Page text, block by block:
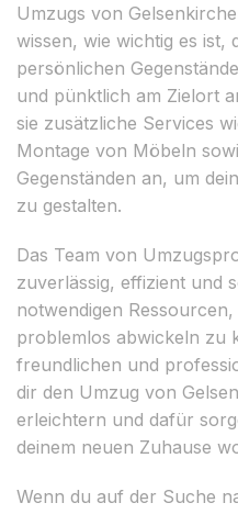
Umzugs von
wissen, wie wichtig es ist,
persönlichen
und pünktlich am Zielort
sie zusätzliche Services
Montage von Möbeln
Gegenständen an, um
zu gestalten.
Das Team von
zuverlässig, effizient und
notwendigen
problemlos abwickeln zu
freundlichen und
dir den Umzug von
erleichtern und dafür
deinem neuen Zuhause
Wenn du auf der Suche